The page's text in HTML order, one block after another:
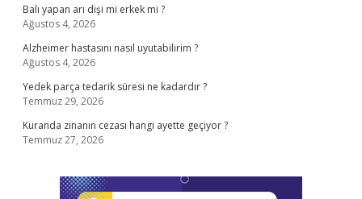
Balı yapan arı dişi mi erkek mi ?
Ağustos 4, 2026
Alzheimer hastasını nasıl uyutabilirim ?
Ağustos 4, 2026
Yedek parça tedarik süresi ne kadardır ?
Temmuz 29, 2026
Kuranda zinanın cezası hangi ayette geçiyor ?
Temmuz 27, 2026